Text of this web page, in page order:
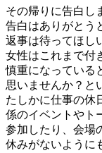
その帰りに告白し
告白はありがとう
返事は待ってほし
女性はこれまで付
慎重になっている
思いませんか？と
たしかに仕事の休
係のイベントやト
参加したり、会場
休みがないように